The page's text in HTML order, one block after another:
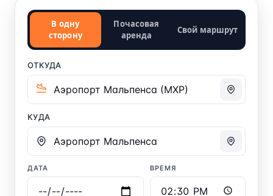
В одну
сторону
Почасовая
аренда
Свой маршрут
ОТКУДА
КУДА
ДАТА ВРЕМЯ